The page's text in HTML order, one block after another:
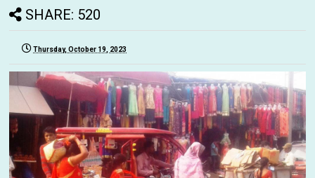
SHARE: 520
Thursday, October 19, 2023